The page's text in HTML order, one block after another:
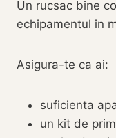
Un rucsac bine
echipamentul in
Asigura-te ca ai:
suficienta
un kit de